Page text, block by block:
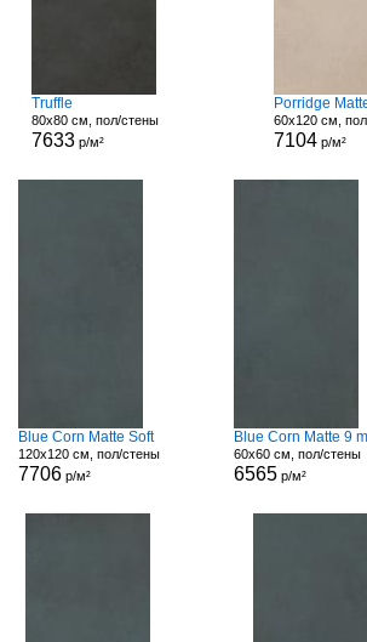
Truffle
80x80 см, пол/стены
7633 р/м²
Porridge
60x120 см,
7104р/м²
Blue Corn Matte Soft
120x120 см, пол/стены
7706 р/м²
Blue Corn Matte 9
60x60 см, пол/стены
6565р/м²